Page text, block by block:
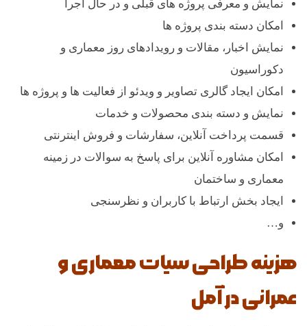
نمایش و معرفی پروژه های قبلی و در حال اجرا
امکان دسته بندی پروژه ها
نمایش اخبار، مقالات و رویدادهای روز معماری و
دکوراسیون
امکان ایجاد گالری تصاویر و ویدئو از فعالیت ها و پروژه ها
نمایش و دسته بندی محصولات و خدمات
قسمت پرداخت آنلاین، سفارشات و فروش اینترنتی
امکان مشاوره آنلاین برای پاسخ به سوالات در زمینه
معماری و ساختمان
ایجاد بخش ارتباط با کاربران و نظرسنجی
و…
هزینه طراحی سیات معماری و
عمرانی در آمل